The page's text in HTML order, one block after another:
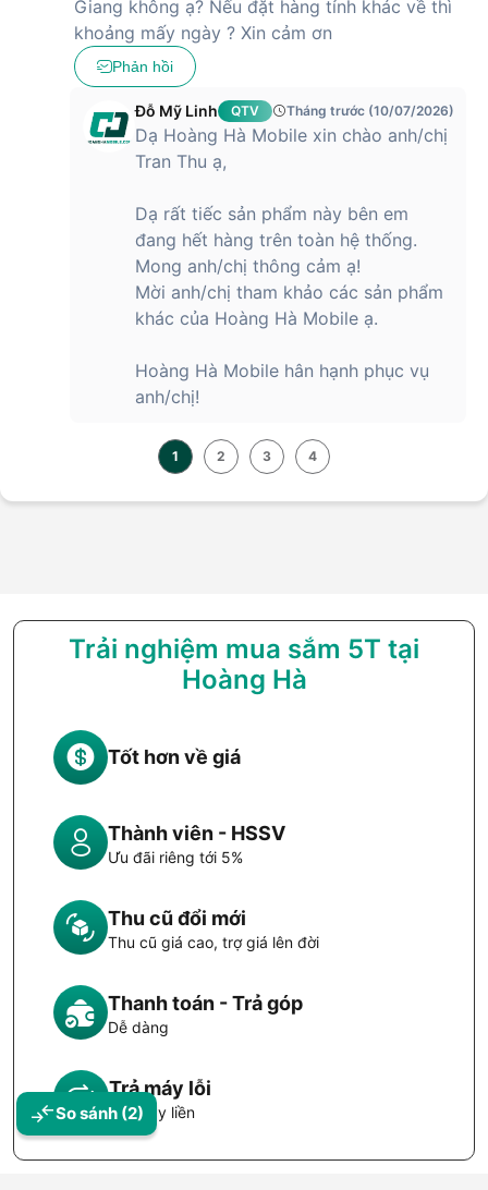
So sánh (2)
Giang không ạ? Nếu đặt hàng tỉnh khác về thì
khoảng mấy ngày ? Xin cảm ơn
Phản hồi
Đỗ Mỹ Linh QTV Tháng trước (10/07/2026)
Dạ Hoàng Hà Mobile xin chào anh/chị
Tran Thu ạ,
Dạ rất tiếc sản phẩm này bên em
đang hết hàng trên toàn hệ thống.
Mong anh/chị thông cảm ạ!
Mời anh/chị tham khảo các sản phẩm
khác của Hoàng Hà Mobile ạ.
Hoàng Hà Mobile hân hạnh phục vụ
anh/chị!
1 2 3 4
Trải nghiệm mua sắm 5T tại
Hoàng Hà
Tốt hơn về giá
Thành viên - HSSV
Ưu đãi riêng tới 5%
Thu cũ đổi mới
Thu cũ giá cao, trợ giá lên đời
Thanh toán - Trả góp
Dễ dàng
Trả máy lỗi
Đổi máy liền